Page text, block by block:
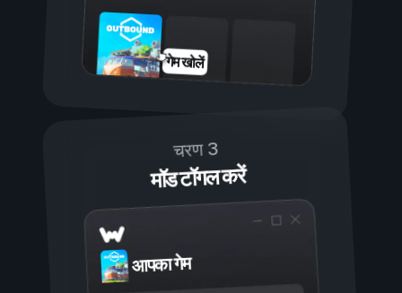
गेम खोलें
चरण 3
मॉड टॉगल करें
आपका गेम